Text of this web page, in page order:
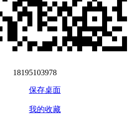
18195103978
保存桌面
我的收藏